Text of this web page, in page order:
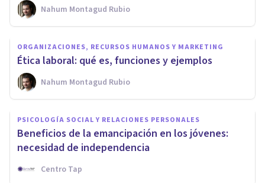
Nahum Montagud Rubio
ORGANIZACIONES, RECURSOS HUMANOS Y MARKETING
Ética laboral: qué es, funciones y ejemplos
Nahum Montagud Rubio
PSICOLOGÍA SOCIAL Y RELACIONES PERSONALES
Beneficios de la emancipación en los jóvenes:
necesidad de independencia
Centro Tap